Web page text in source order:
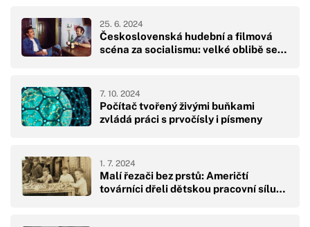
Československá hudební a filmová
scéna za socialismu: velké oblibě se…
25. 6. 2024
Počítač tvořený živými buňkami
zvládá práci s prvočísly i písmeny
7. 10. 2024
Malí řezači bez prstů: Američtí
továrníci dřeli dětskou pracovní sílu…
1. 7. 2024